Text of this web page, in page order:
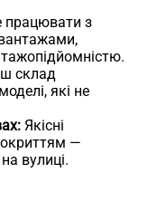
працювати з
склад
які не
Якісні
—
вулиці.